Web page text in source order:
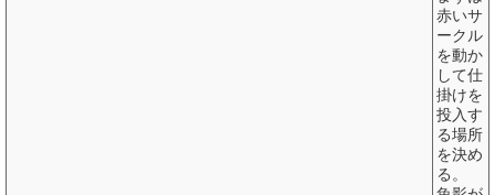
赤いサ
ークル
を動か
して仕
掛けを
投入す
る場所
を決め
る。